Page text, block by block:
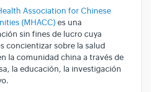
Association for Chinese
(MHACC) es una
sin fines de lucro cuya
concientizar sobre la salud
la comunidad china a través de
la educación, la investigación